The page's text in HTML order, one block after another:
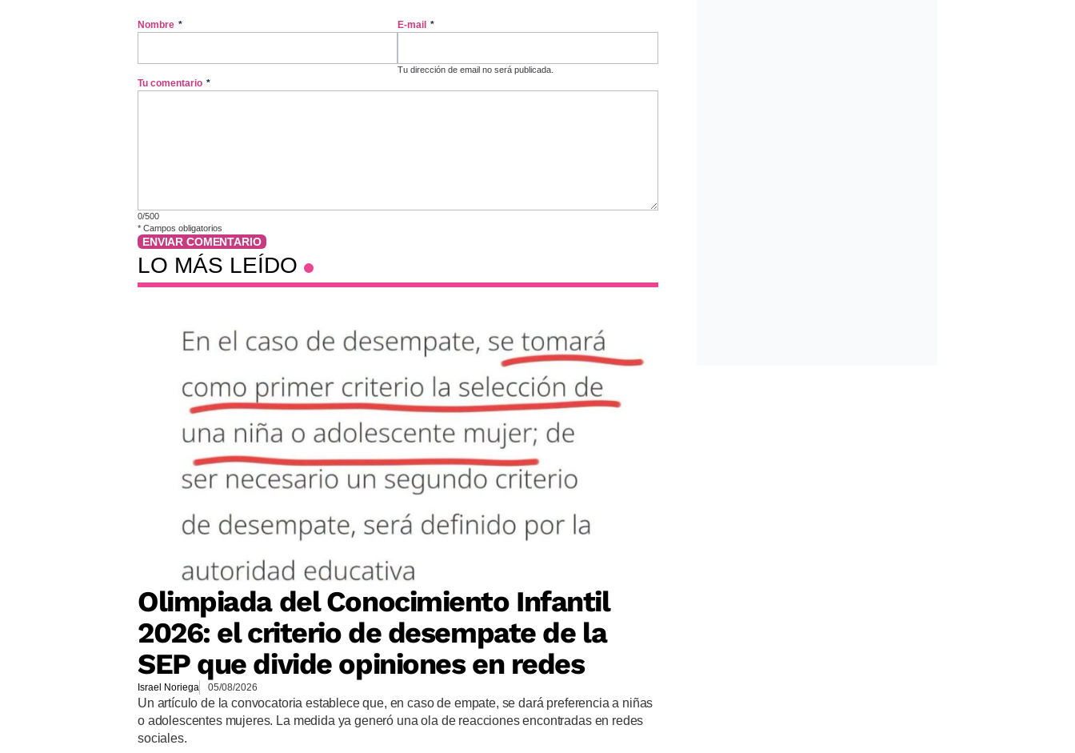
Nombre * E-mail *
Tu dirección de email no será publicada.
Tu comentario *
0/500
* Campos obligatorios
ENVIAR COMENTARIO
LO MÁS LEÍDO
Olimpiada del Conocimiento Infantil
2026: el criterio de desempate de la
SEP que divide opiniones en redes
Israel Noriega 05/08/2026
Un artículo de la convocatoria establece que, en caso de empate, se dará preferencia a niñas
o adolescentes mujeres. La medida ya generó una ola de reacciones encontradas en redes
sociales.